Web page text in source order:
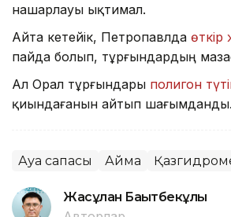
нашарлауы ықтимал.
Айта кетейік, Петропавлда өткір
пайда болып, тұрғындардың
Ал Орал тұрғындары полигон
қиындағанын айтып шағымданды.
Ауа сапасы Аймақ
Жасұлан Бақытбекұлы